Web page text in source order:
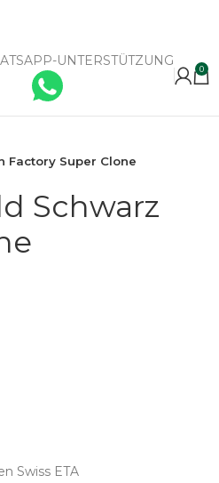
UNTERSTÜTZUNG
0
Factory Super Clone
Schwarz
Swiss ETA